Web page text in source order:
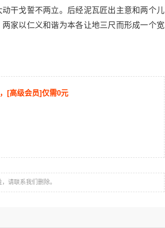
干戈誓不两立。后经泥瓦匠出主意和两个儿
家以仁义和谐为本各让地三尺而形成一个宽
[高级会员]仅需0元
请联系我们删除。